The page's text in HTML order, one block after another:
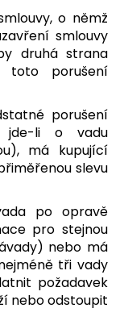
o němž
smlouvy
druhá strana
toto porušení
porušení
jde-li o vadu
má kupující
slevu
po opravě
pro stejnou
nebo má
tři vady
požadavek
nebo odstoupit